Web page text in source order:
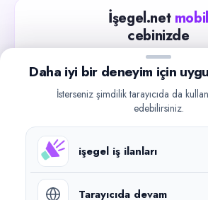
İşegel.net mobil
cebinizde
Güncel iş ilanlarını takip edin,
iletişime geçin.
Daha iyi bir deneyim için
İsterseniz şimdilik tarayıcıda da
edebilirsiniz.
işegel iş ilanları
Tarayıcıda devam